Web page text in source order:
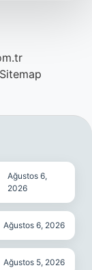
Sitemap
Ağustos 6,
2026
Ağustos 6, 2026
Ağustos 5, 2026